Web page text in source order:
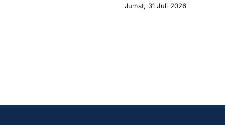
Jumat, 31 Juli 2026